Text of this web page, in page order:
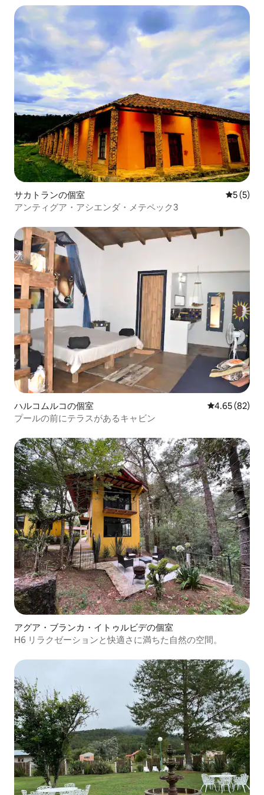
サカトランの個室 レビュー
5 (5)
アンティグア・アシエンダ・メテペック3
ハルコムルコの個室 レビュー82
4.65 (82)
プールの前にテラスがあるキャビン
アグア・ブランカ・イトゥルビデの個室
H6 リラクゼーションと快適さに満ちた自然の空間。